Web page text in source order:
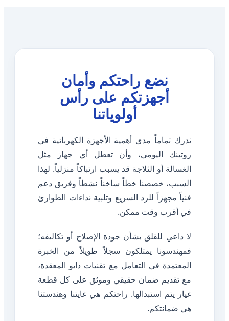
نضع راحتكم وأمان
أجهزتكم على رأس
أولوياتنا
ندرك تماماً مدى أهمية الأجهزة الكهربائية في
روتينك اليومي، وأن تعطل أي جهاز مثل
الغسالة أو الثلاجة قد يسبب ارتباكاً منزلياً. لهذا
السبب، خصصنا خطاً ساخناً نشطاً وفريق دعم
فنياً مجهزاً للرد السريع وتلبية نداءات الطوارئ
في أقرب وقت ممكن.
لا داعي للقلق بشأن جودة الإصلاح أو تكاليفه؛
فمهندسونا يمتلكون سجلاً طويلاً من الخبرة
المعتمدة في التعامل مع تقنيات دايو المعقدة،
مع تقديم ضمان حقيقي وموثق على كل قطعة
غيار يتم استبدالها. راحتكم هي غايتنا وهندستنا
هي ضمانتكم.